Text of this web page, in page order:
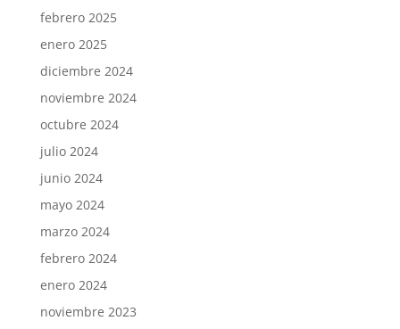
febrero 2025
enero 2025
diciembre 2024
noviembre 2024
octubre 2024
julio 2024
junio 2024
mayo 2024
marzo 2024
febrero 2024
enero 2024
noviembre 2023